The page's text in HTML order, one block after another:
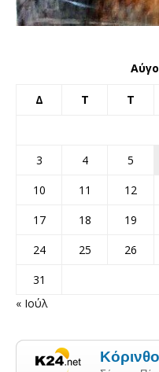
Δ Τ Τ
3
4 5
10
11 12
17
18 19
24
25 26
31
« Ιούλ